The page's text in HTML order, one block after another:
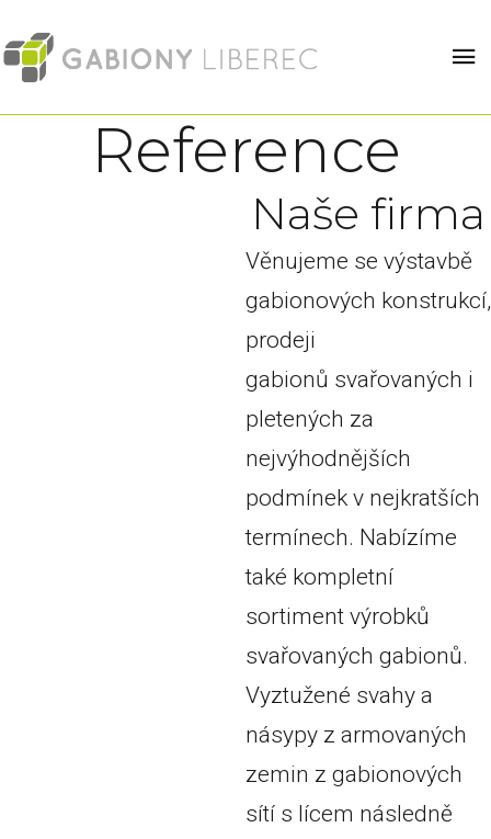
Reference
Naše firma
Věnujeme se výstavbě
gabionových konstrukcí,
prodeji
gabionů svařovaných i
pletených za
nejvýhodnějších
podmínek v nejkratších
termínech. Nabízíme
také kompletní
sortiment výrobků
svařovaných gabionů.
Vyztužené svahy a
násypy z armovaných
zemin z gabionových
sítí s lícem následně